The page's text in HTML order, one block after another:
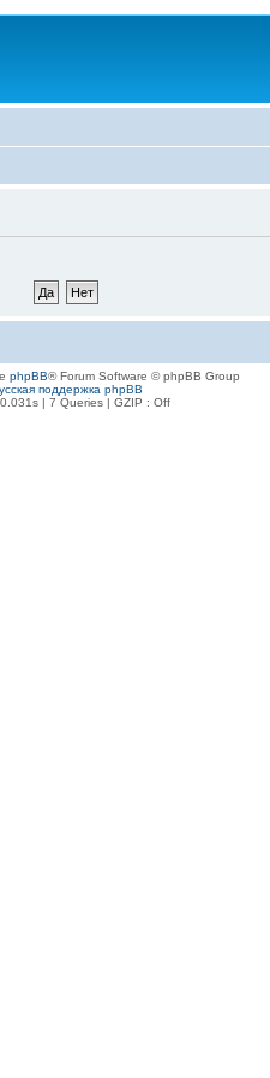
phpBB® Forum Software © phpBB Group
поддержка phpBB
| 7 Queries | GZIP : Off